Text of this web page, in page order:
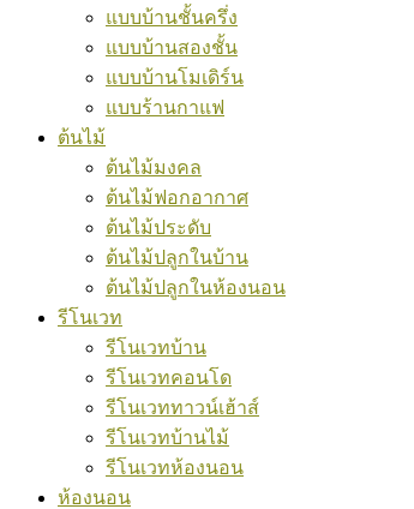
แบบบ้านชั้นครึ่ง
แบบบ้านสองชั้น
แบบบ้านโมเดิร์น
แบบร้านกาแฟ
ต้นไม้
ต้นไม้มงคล
ต้นไม้ฟอกอากาศ
ต้นไม้ประดับ
ต้นไม้ปลูกในบ้าน
ต้นไม้ปลูกในห้องนอน
รีโนเวท
รีโนเวทบ้าน
รีโนเวทคอนโด
รีโนเวททาวน์เฮ้าส์
รีโนเวทบ้านไม้
รีโนเวทห้องนอน
ห้องนอน